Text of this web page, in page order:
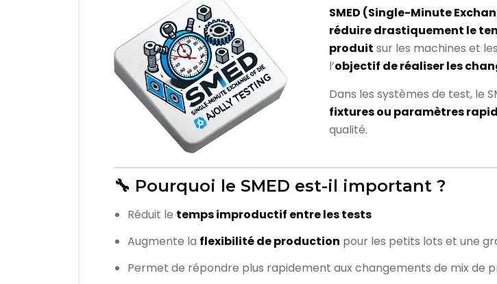
SMED (Single-Minute
réduire drastiquement le
produit sur les machines et
l’objectif de réaliser les
Dans les systèmes de test, le
fixtures ou paramètres
qualité.
🔧 Pourquoi le SMED est-il important ?
Réduit le temps improductif entre les tests
Augmente la flexibilité de production pour les petits lots et une
Permet de répondre plus rapidement aux changements de mix de